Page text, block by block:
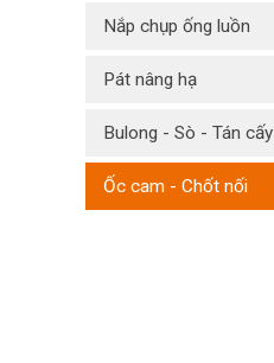
Nắp chụp ống luồn
Pát nâng hạ
Bulong - Sò - Tán cấy
Ốc cam - Chốt nối